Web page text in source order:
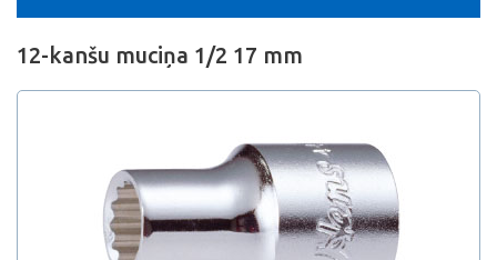
12-kanšu muciņa 1/2 17 mm